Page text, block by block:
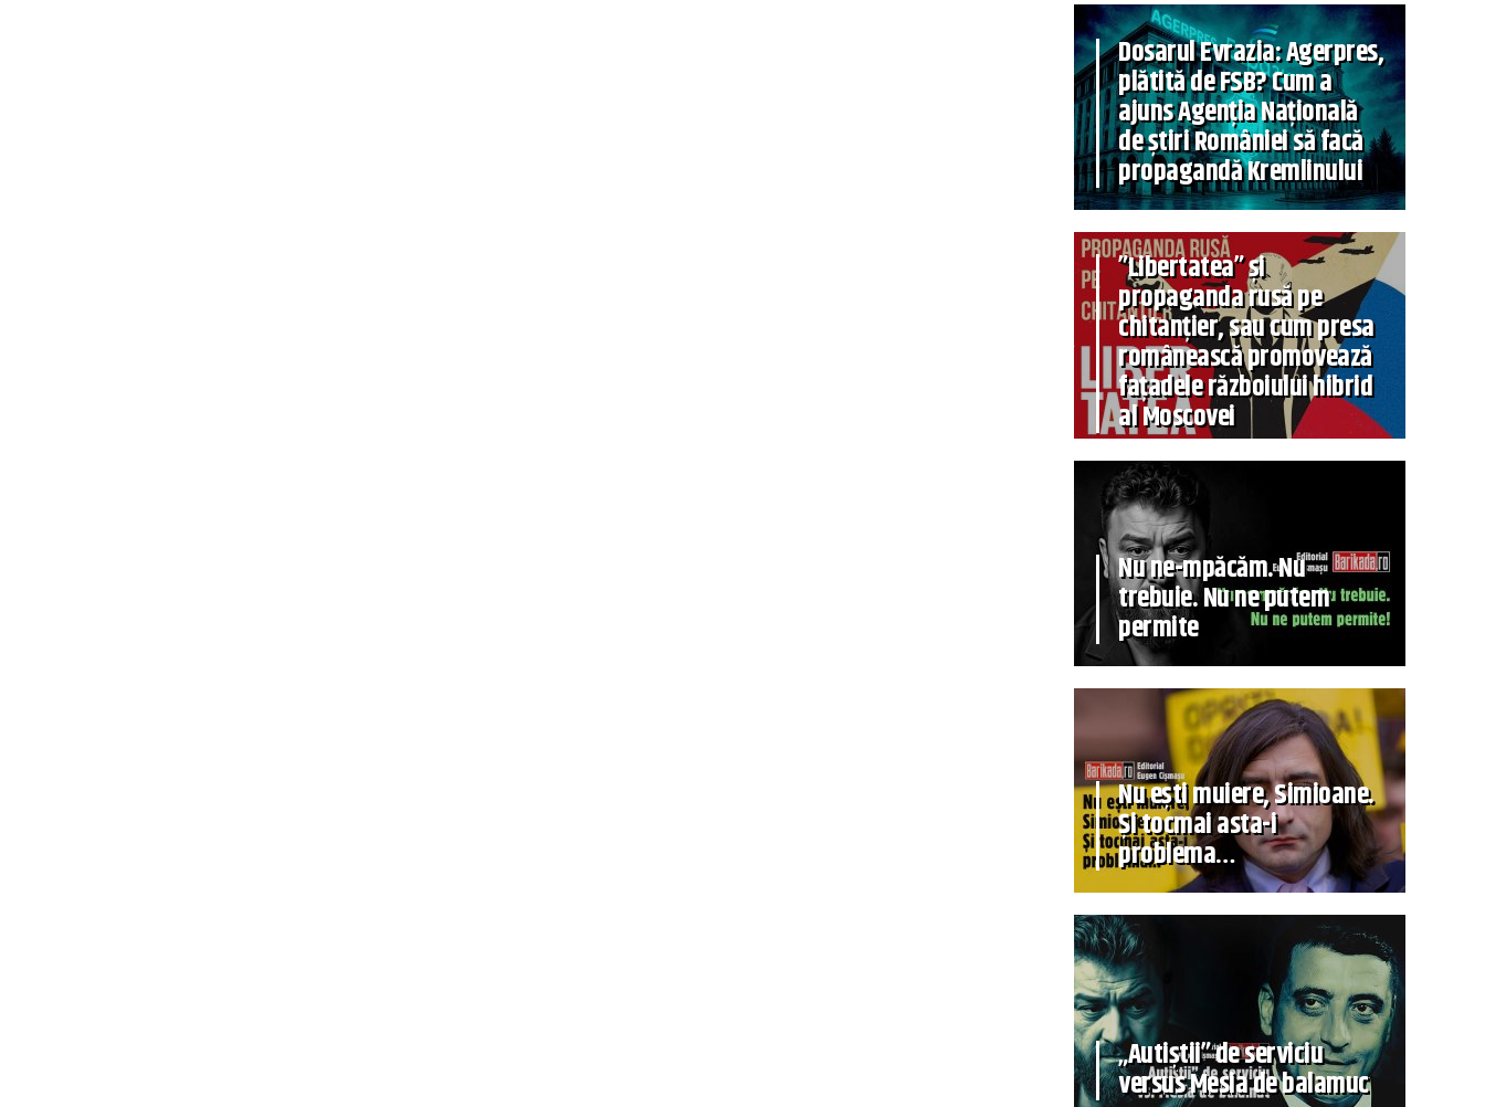
Dosarul Evrazia: Agerpres,
plătită de FSB? Cum a
ajuns Agenția Națională
de știri României să facă
propagandă Kremlinului
”Libertatea” și
propaganda rusă pe
chitanțier, sau cum presa
românească promovează
fațadele războiului hibrid
al Moscovei
Nu ne-mpăcăm. Nu
trebuie. Nu ne putem
permite
Nu ești muiere, Simioane.
Și tocmai asta-i
problema…
„Autiștii” de serviciu
versus Mesia de balamuc